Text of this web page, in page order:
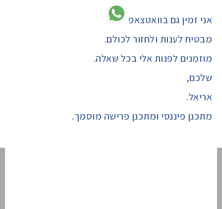
אני זמין גם בוואטצאפ
מבטיח לענות ולחזור לכולם.
מוזמנים לפנות אלי בכל שאלה.
שלכם,
אריאל.
מתכנן פיננסי ומתכנן פרישה מוסמך.